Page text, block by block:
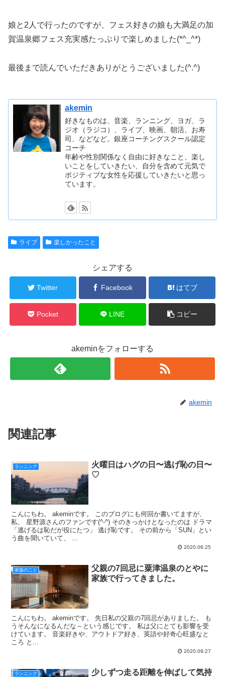
娘と2人で行ったのですが、フェス好きの娘も大満足の加
賀温泉郷フェス充実感たっぷりで楽しめました(*^_^*)
最後まで読んでいただきありがとうございました(^.^)
akemin
好きなものは、音楽、ランニング、ヨガ、ラ
ジオ（ラジコ）、ライブ、映画、朝活、お寿
司、などなど。銀座コーチングスクール認定
コーチ
年齢や性別関係なく自由に好きなこと、楽し
いことをしていきたい、自分を含めて元気で
ポジティブな女性を応援していきたいと思っ
ています。
ライブ 楽しかったこと
シェアする
Twitter Facebook はてブ
Pocket LINE コピー
akeminをフォローする
akemin
関連記事
ランニング
火曜日はハグの日〜逃げ恥の日〜
♡
こんにちわ。 akeminです。 このブログにも何回か書いてますが、
私、 星野源さんのファンです(^-^) そのきっかけとなったのは ドラマ
「逃げるは恥だが役にたつ」 逃げ恥です。 その前から「SUN」とい
う曲を聞いていて、 ...
2020.06.25
家族のこと
父親の7回忌に粟津温泉のとやに
家族で行ってきました。
こんにちわ。 akeminです。 先日私の父親の7回忌がありました。 も
うそんなになるんだな～という感じです。 私は父にとても影響を受
けています。 音楽好きや、アウトドア好き、英語や好奇心旺盛なと
ころ と...
2020.09.27
ランニング
少しずつ走る距離を伸ばして気持